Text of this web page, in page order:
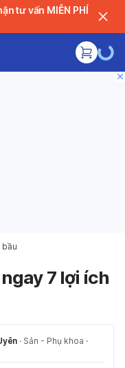
bầu
7 lợi ích
· Sản - Phụ khoa ·